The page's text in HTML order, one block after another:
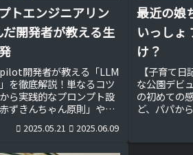
トエンジニアリン
開発者が教える生
開発者が教える「LLM
を徹底解説！単なるコツ
ら実践的なプロンプト設
ずきんちゃん原則」や三
です！2025.05.21 2025.06.09
最近の娘
いっしょ
け？
【子育て
な公園デビ
の初めての
ど、パパか
して残し